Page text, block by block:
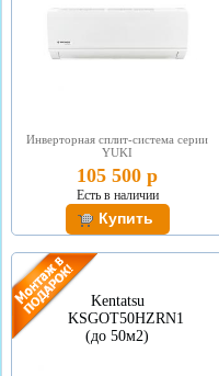
Инверторная сплит-система серии
YUKI
105 500 р
Есть в наличии
Kentatsu
KSGOT50HZRN1
(до 50м2)